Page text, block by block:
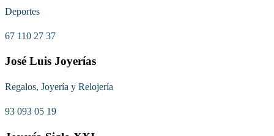
Deportes
67 110 27 37
José Luis Joyerías
Regalos, Joyería y Relojería
93 093 05 19